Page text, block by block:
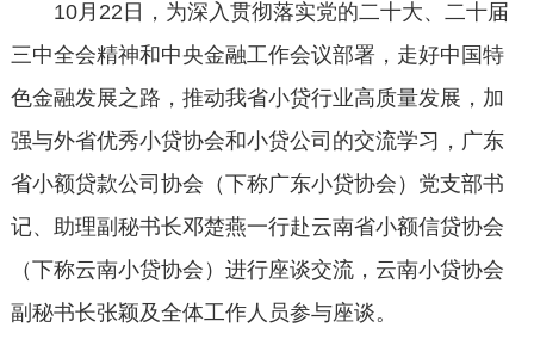
10月22日，为深入贯彻落实党的二十大、二十届
三中全会精神和中央金融工作会议部署，走好中国特
色金融发展之路，推动我省小贷行业高质量发展，加
强与外省优秀小贷协会和小贷公司的交流学习，广东
省小额贷款公司协会（下称广东小贷协会）党支部书
记、助理副秘书长邓楚燕一行赴云南省小额信贷协会
（下称云南小贷协会）进行座谈交流，云南小贷协会
副秘书长张颖及全体工作人员参与座谈。